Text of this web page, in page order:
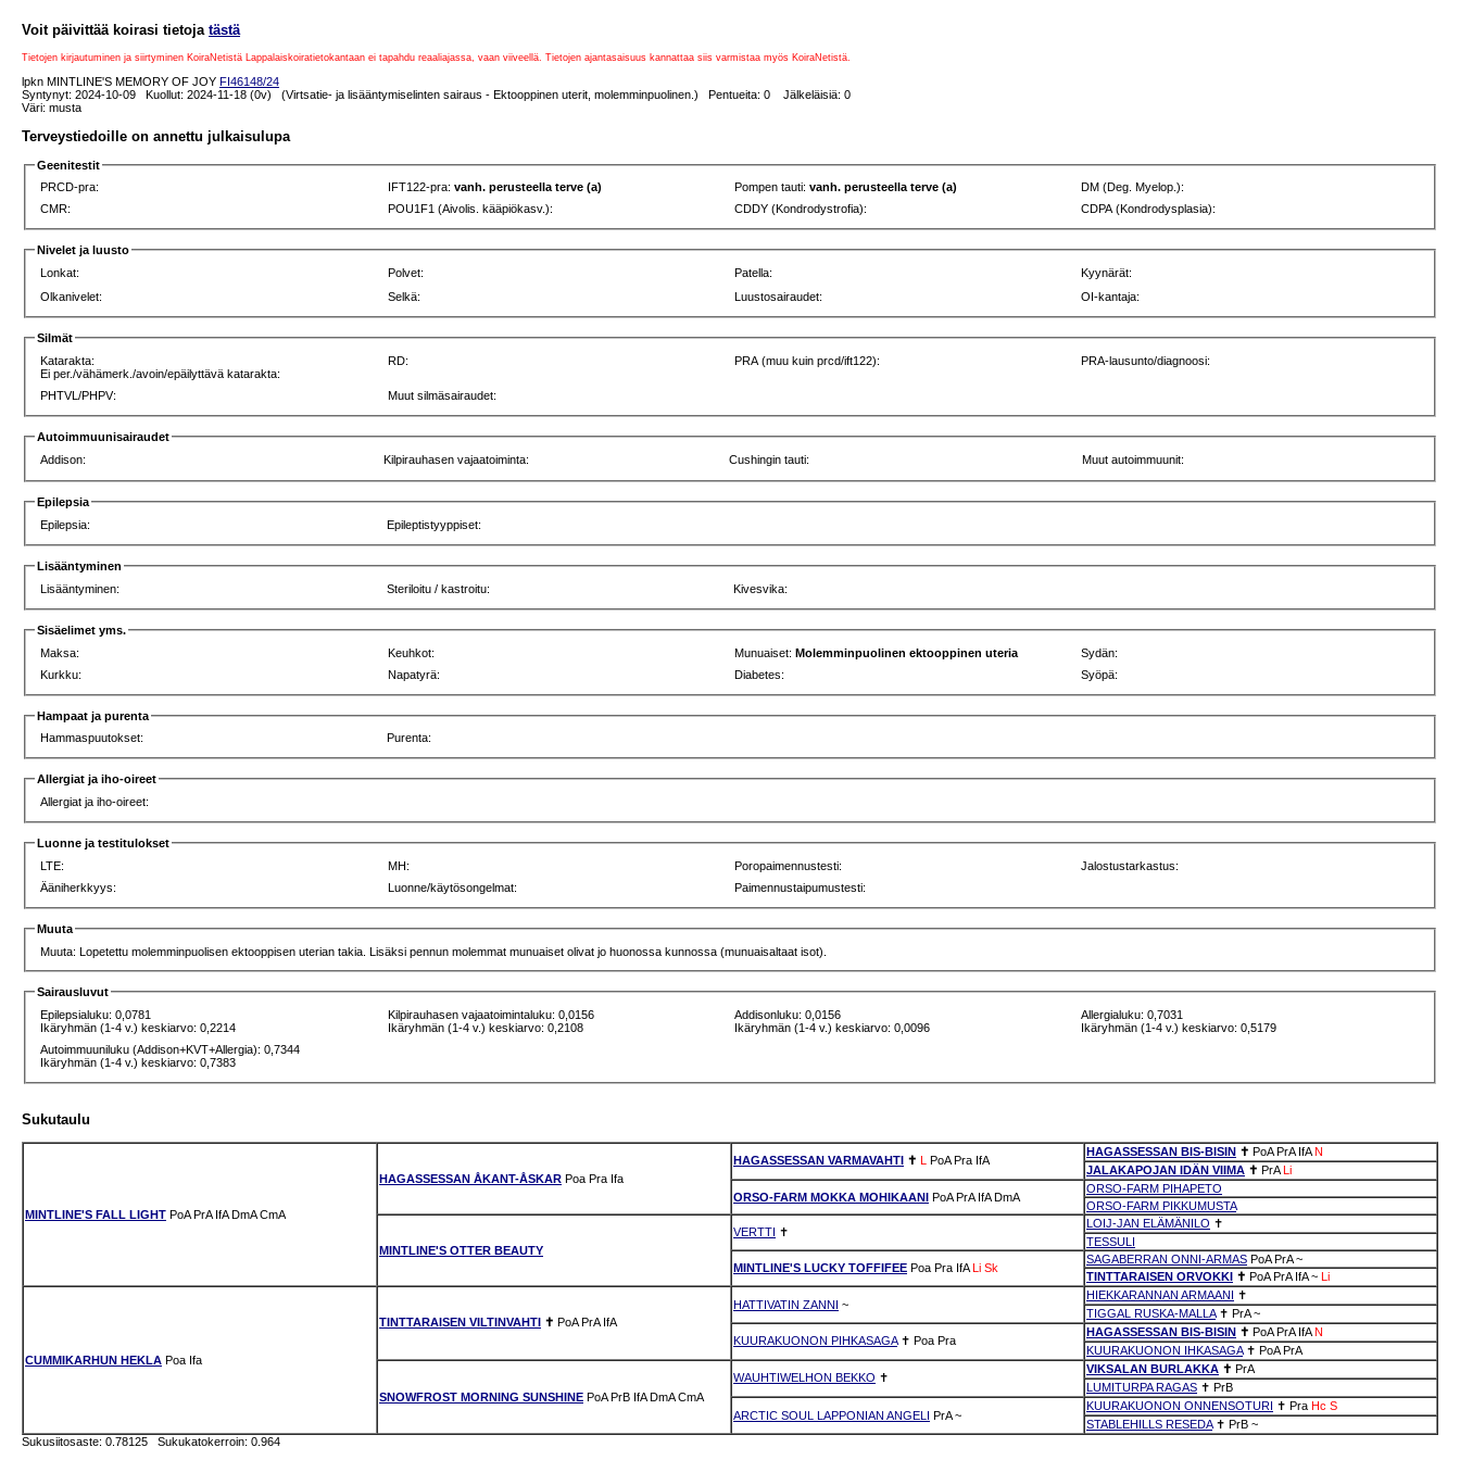
Voit päivittää koirasi tietoja tästä
Tietojen kirjautuminen ja siirtyminen KoiraNetistä Lappalaiskoiratietokantaan ei tapahdu reaaliajassa, vaan viiveellä. Tietojen ajantasaisuus kannattaa siis varmistaa myös KoiraNetistä.
lpkn MINTLINE'S MEMORY OF JOY FI46148/24
Syntynyt: 2024-10-09 Kuollut: 2024-11-18 (0v) (Virtsatie- ja lisääntymiselinten sairaus - Ektooppinen uterit, molemminpuolinen.) Pentueita: 0 Jälkeläisiä: 0
Väri: musta
Terveystiedoille on annettu julkaisulupa
Geenitestit
PRCD-pra:
IFT122-pra:vanh. perusteella terve (a) Pompen tauti:vanh. perusteella terve (a)
DM (Deg. Myelop.):
CMR:
POU1F1 (Aivolis. kääpiökasv.): CDDY (Kondrodystrofia): CDPA (Kondrodysplasia):
Nivelet ja luusto
Lonkat:
Polvet: Patella:
Kyynärät:
Olkanivelet:
Selkä: Luustosairaudet: OI-kantaja:
Silmät
Katarakta:
Ei per./vähämerk./avoin/epäilyttävä katarakta:
RD: PRA (muu kuin prcd/ift122): PRA-lausunto/diagnoosi:
PHTVL/PHPV: Muut silmäsairaudet:
Autoimmuunisairaudet
Addison:
Kilpirauhasen vajaatoiminta: Cushingin tauti: Muut autoimmuunit:
Epilepsia
Epilepsia:
Epileptistyyppiset:
Lisääntyminen
Lisääntyminen:
Steriloitu / kastroitu: Kivesvika:
Sisäelimet yms.
Maksa:
Keuhkot: Munuaiset:Molemminpuolinen ektooppinen uteria
Sydän:
Kurkku:
Napatyrä: Diabetes: Syöpä:
Hampaat ja purenta
Hammaspuutokset:
Purenta:
Allergiat ja iho-oireet
Allergiat ja iho-oireet:
Luonne ja testitulokset
LTE:
MH: Poropaimennustesti:
Jalostustarkastus:
Ääniherkkyys:
Luonne/käytösongelmat: Paimennustaipumustesti:
Muuta
Muuta: Lopetettu molemminpuolisen ektooppisen uterian takia. Lisäksi pennun molemmat munuaiset olivat jo huonossa kunnossa (munuaisaltaat isot).
Sairausluvut
Epilepsialuku: 0,0781
Ikäryhmän (1-4 v.) keskiarvo: 0,2214
Kilpirauhasen vajaatoimintaluku: 0,0156
Ikäryhmän (1-4 v.) keskiarvo: 0,2108
Addisonluku: 0,0156
Ikäryhmän (1-4 v.) keskiarvo: 0,0096
Allergialuku: 0,7031
Ikäryhmän (1-4 v.) keskiarvo: 0,5179
Autoimmuuniluku (Addison+KVT+Allergia): 0,7344
Ikäryhmän (1-4 v.) keskiarvo: 0,7383
Sukutaulu
MINTLINE'S FALL LIGHT PoA PrA IfA DmA CmA
HAGASSESSAN ÅKANT-ÅSKAR Poa Pra Ifa
HAGASSESSAN VARMAVAHTI ✝ L PoA Pra IfA
HAGASSESSAN BIS-BISIN ✝ PoA PrA IfA N
JALAKAPOJAN IDÄN VIIMA ✝ PrA Li
ORSO-FARM MOKKA MOHIKAANI PoA PrA IfA DmA
ORSO-FARM PIHAPETO
ORSO-FARM PIKKUMUSTA
MINTLINE'S OTTER BEAUTY
VERTTI ✝
LOIJ-JAN ELÄMÄNILO ✝
TESSULI
MINTLINE'S LUCKY TOFFIFEE Poa Pra IfA Li Sk
SAGABERRAN ONNI-ARMAS PoA PrA ~
TINTTARAISEN ORVOKKI ✝ PoA PrA IfA ~ Li
CUMMIKARHUN HEKLA Poa Ifa
TINTTARAISEN VILTINVAHTI ✝ PoA PrA IfA
HATTIVATIN ZANNI ~
HIEKKARANNAN ARMAANI ✝
TIGGAL RUSKA-MALLA✝ PrA ~
KUURAKUONON PIHKASAGA✝ Poa Pra
HAGASSESSAN BIS-BISIN ✝ PoA PrA IfA N
KUURAKUONON IHKASAGA✝ PoA PrA
SNOWFROST MORNING SUNSHINE PoA PrB IfA DmA CmA
WAUHTIWELHON BEKKO ✝
VIKSALAN BURLAKKA ✝ PrA
LUMITURPA RAGAS ✝ PrB
ARCTIC SOUL LAPPONIAN ANGELI PrA ~
KUURAKUONON ONNENSOTURI ✝ Pra Hc S
STABLEHILLS RESEDA✝ PrB ~
Sukusiitosaste: 0.78125 Sukukatokerroin: 0.964